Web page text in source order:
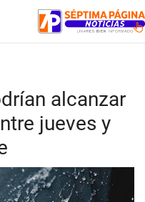
alcanzar
jueves y